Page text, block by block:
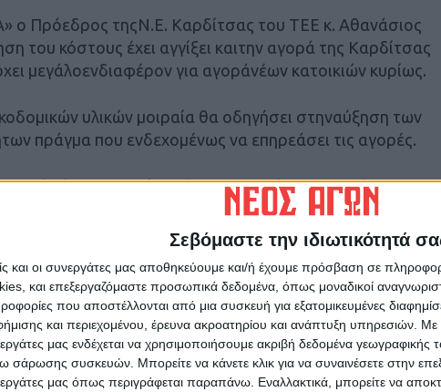
Σεβόμαστε την ιδιωτικότητά
και οι συνεργάτες μας αποθηκεύουμε και/ή έχουμε πρόσβαση σε
και επεξεργαζόμαστε προσωπικά δεδομένα, όπως μοναδικοί
που αποστέλλονται από μια συσκευή για εξατομικευμένες
και περιεχομένου, έρευνα ακροατηρίου και ανάπτυξη υπηρεσιών. Με
μας ενδέχεται να χρησιμοποιήσουμε ακριβή δεδομένα γεωγραφικής
σάρωσης συσκευών. Μπορείτε να κάνετε κλικ για να συναινέσετε στην
μας όπως περιγράφεται παραπάνω. Εναλλακτικά, μπορείτε να
ο Πρόεδρος τηςΝ.Ε. Καρδίτσας του ΤΕΕ κ. Αθανάσιος
του κόστους έχει αγγίξει καιτην αγορά της Καρδίτσας
μεγάλοενδιαφέρον για αγοράνέων κατοικιών κυρίως.
υλικών μοιραία θα οδηγήσει στηναύξηση των
πράγμα που ενδεχομένως να επηρεάσει τις αγορές.
έχει αυξηθεί κατά 35%-40%, όπως αναφέρουν
τον κίνδυνο, εάν συνεχιστείη κατάσταση, να
που είναι σεεξέλιξη ή πρόκειται να ξεκινήσουν.
σταοικοδομικά υλικά τον περασμένοΔεκέμβριο,
στοιχεία της ΕΛΣΤΑΤ, διαμορφώθηκε στο 7,1%,
σεόλες ανεξαιρέτως τις επιμέρους κατηγορίες.
έκδοση του «Νέου Αγώνα»